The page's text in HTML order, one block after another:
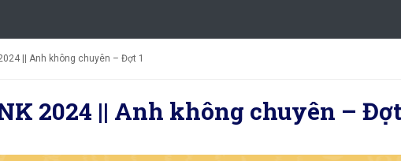
|| Anh không chuyên – Đợt 1
2024 || Anh không chuyên –